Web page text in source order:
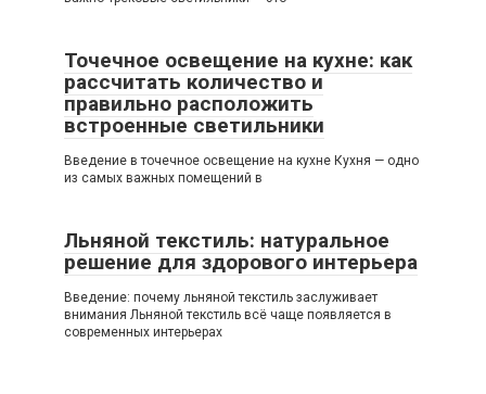
Точечное освещение на кухне: как
рассчитать количество и
правильно расположить
встроенные светильники
Введение в точечное освещение на кухне Кухня — одно
из самых важных помещений в
Льняной текстиль: натуральное
решение для здорового интерьера
Введение: почему льняной текстиль заслуживает
внимания Льняной текстиль всё чаще появляется в
современных интерьерах